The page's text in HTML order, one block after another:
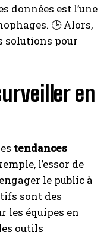
données est l’une
🕒 Alors,
solutions pour
en
tendances
l’essor de
le public à
sont des
les équipes en
outils